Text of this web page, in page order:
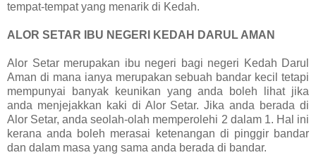
tempat-tempat yang menarik di Kedah.
ALOR SETAR IBU NEGERI KEDAH DARUL AMAN
Alor Setar merupakan ibu negeri bagi negeri Kedah Darul
Aman di mana ianya merupakan sebuah bandar kecil tetapi
mempunyai banyak keunikan yang anda boleh lihat jika
anda menjejakkan kaki di Alor Setar. Jika anda berada di
Alor Setar, anda seolah-olah memperolehi 2 dalam 1. Hal ini
kerana anda boleh merasai ketenangan di pinggir bandar
dan dalam masa yang sama anda berada di bandar.